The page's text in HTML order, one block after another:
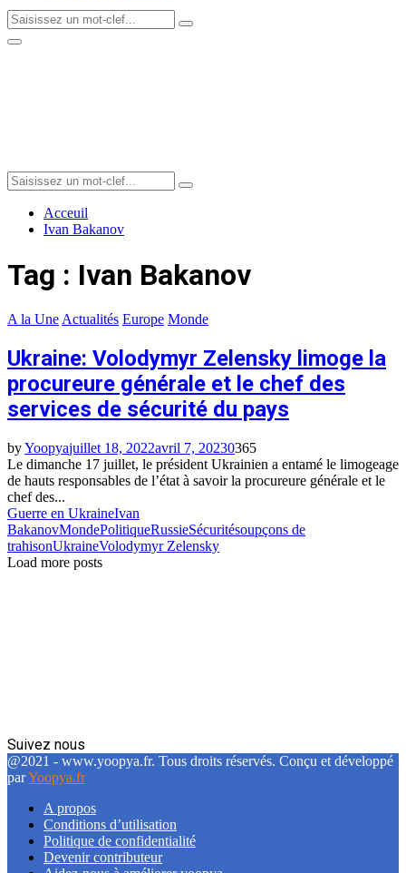
Search
for:
Search
Primary
Search
for:
Search
Acceuil
Ivan Bakanov
Tag : Ivan Bakanov
A la Une Actualités Europe Monde
Ukraine: Volodymyr Zelensky limoge la
procureure générale et le chef des
services de sécurité du pays
byYoopyajuillet 18, 2022avril 7, 20230365
Le dimanche 17 juillet, le président Ukrainien a entamé le limogeage
de hauts responsables de l’état à savoir la procureure générale et le
chef des...
Guerre en UkraineIvan
BakanovMondePolitiqueRussieSécuritésoupçons de
trahisonUkraineVolodymyr Zelensky
Load more posts
Suivez nous
Facebook
Twitter
Linkedin
@2021 - www.yoopya.fr. Tous droits réservés. Conçu et développé
parYoopya.fr
A propos
Conditions d’utilisation
Politique de confidentialité
Devenir contributeur